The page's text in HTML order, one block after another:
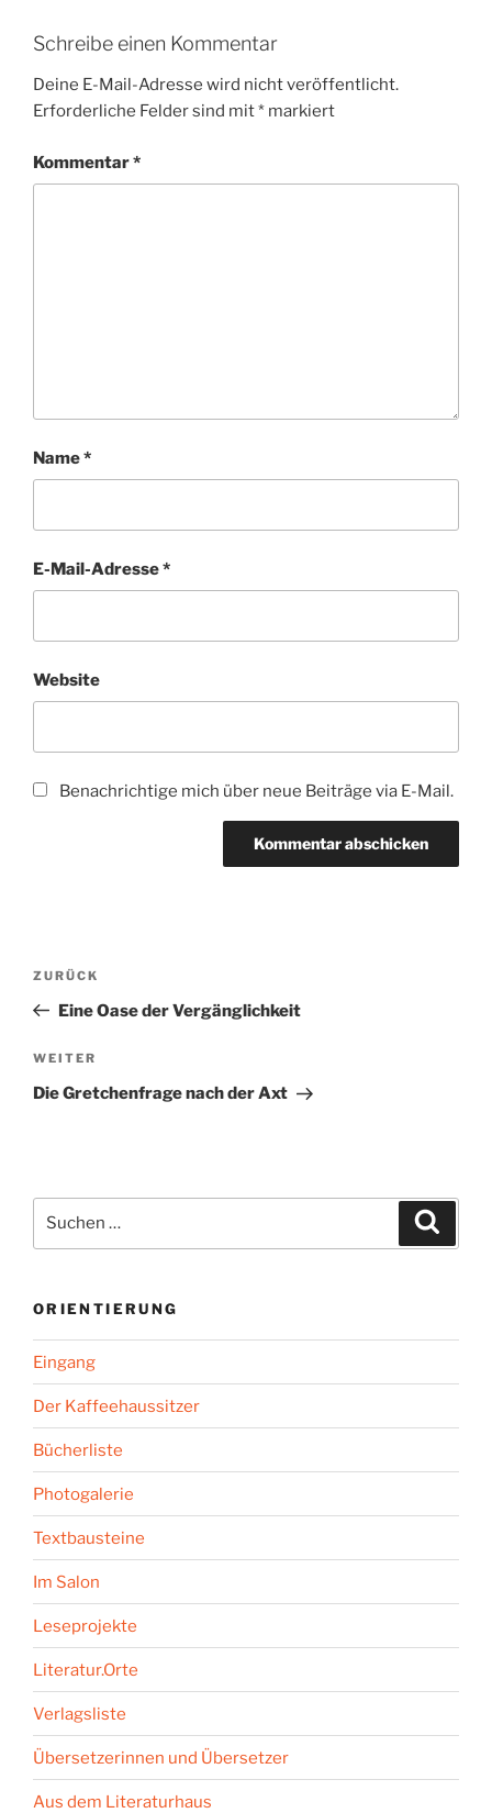
Schreibe einen Kommentar
Deine E-Mail-Adresse wird nicht veröffentlicht.
Erforderliche Felder sind mit* markiert
Kommentar*
Name*
E-Mail-Adresse*
Website
Benachrichtige mich über neue Beiträge via E-Mail.
Beitragsnavigation
Vorheriger
Beitrag
ZURÜCK
Eine Oase der Vergänglichkeit
Nächster
Beitrag
WEITER
Die Gretchenfrage nach der Axt
nach:
ORIENTIERUNG
Eingang
Der Kaffeehaussitzer
Bücherliste
Photogalerie
Textbausteine
Im Salon
Leseprojekte
Literatur.Orte
Verlagsliste
Übersetzerinnen und Übersetzer
Aus dem Literaturhaus